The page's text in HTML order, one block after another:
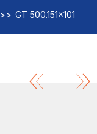
>> GT 500.151×101